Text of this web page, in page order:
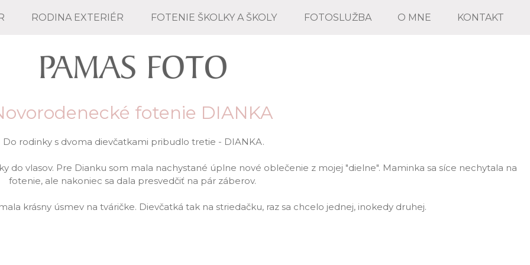
RODINA EXTERIÉR FOTENIE ŠKOLKY A ŠKOLY FOTOSLUŽBA O MNE KONTAKT
fotenie DIANKA
Do rodinky s dvoma dievčatkami pribudlo tretie - DIANKA.
do vlasov. Pre Dianku som mala nachystané úplne nové oblečenie z mojej "dielne". Maminka sa síce nechytala na
fotenie, ale nakoniec sa dala presvedčiť na pár záberov.
krásny úsmev na tváričke. Dievčatká tak na striedačku, raz sa chcelo jednej, inokedy druhej.